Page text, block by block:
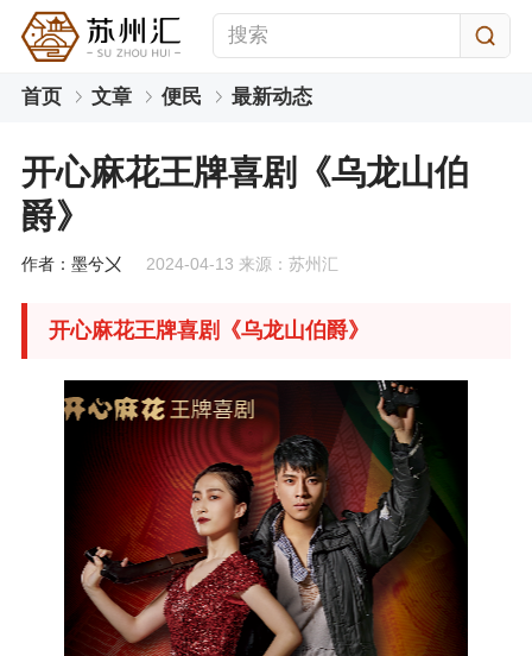
首页 文章 便民 最新动态
开心麻花王牌喜剧《乌龙山伯
爵》
作者：墨兮〤 2024-04-13 来源：苏州汇
开心麻花王牌喜剧《乌龙山伯爵》